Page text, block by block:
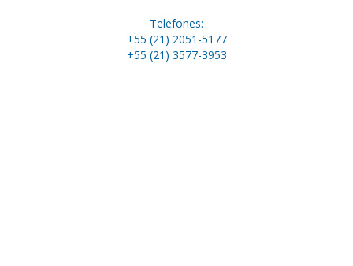
Telefones:
+55 (21) 2051-5177
+55 (21) 3577-3953